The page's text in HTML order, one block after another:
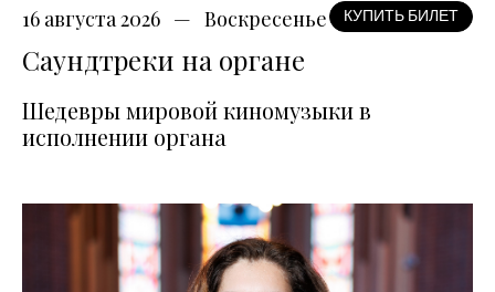
16 августа 2026 Воскресенье КУПИТЬ БИЛЕТ
Саундтреки на органе
Шедевры мировой киномузыки в
исполнении органа